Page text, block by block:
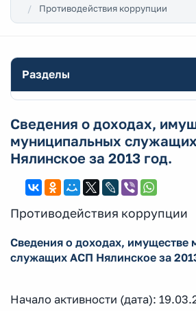
Противодействия коррупции
Разделы
Сведения о доходах,
муниципальных
Нялинское за 2013 год.
Противодействия коррупции
Сведения о доходах, имуществе
служащих АСП Нялинское за
Начало активности (дата):